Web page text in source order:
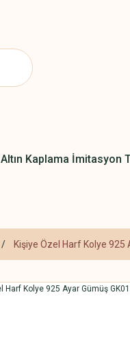
Altın Kaplama İmitasyon
Kişiye Özel Harf Kolye 925